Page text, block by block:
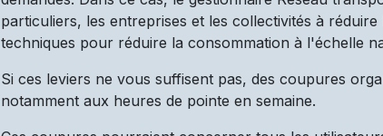
particuliers, les entreprises et les collectivités à
techniques pour réduire la consommation à l'échelle
Si ces leviers ne vous suffisent pas, des coupures
notamment aux heures de pointe en semaine.